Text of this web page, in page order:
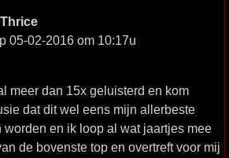
05-02-2016 om 10:17u
meer dan 15x geluisterd en kom
dat dit wel eens mijn allerbeste
worden en ik loop al wat jaartjes mee
de bovenste top en overtreft voor mij